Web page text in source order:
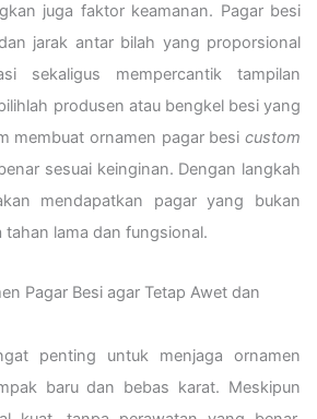
juga faktor keamanan. Pagar besi
jarak antar bilah yang proporsional
sekaligus mempercantik tampilan
produsen atau bengkel besi yang
membuat ornamen pagar besi custom
sesuai keinginan. Dengan langkah
mendapatkan pagar yang bukan
tahan lama dan fungsional.
Pagar Besi agar Tetap Awet dan
penting untuk menjaga ornamen
baru dan bebas karat. Meskipun